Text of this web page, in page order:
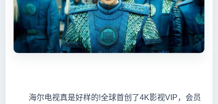
海尔电视真是好样的!全球首创了4K影视VIP，会员